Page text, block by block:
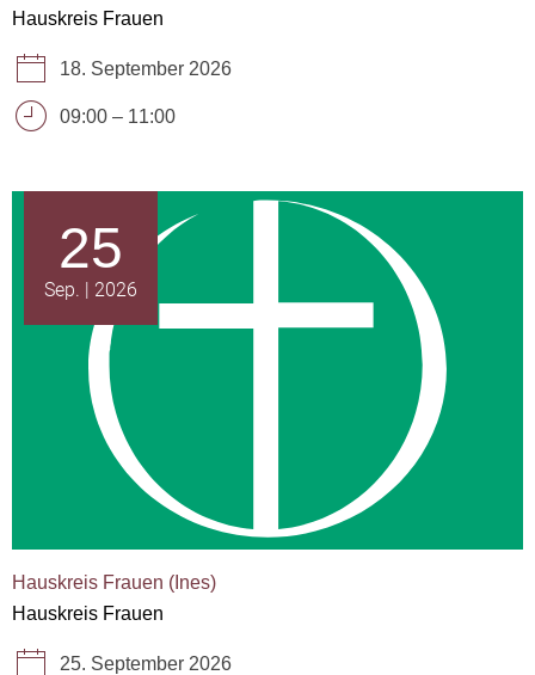
Hauskreis Frauen
18. September 2026
09:00 – 11:00
25
Sep. 2026
Hauskreis Frauen (Ines)
Hauskreis Frauen
25. September 2026